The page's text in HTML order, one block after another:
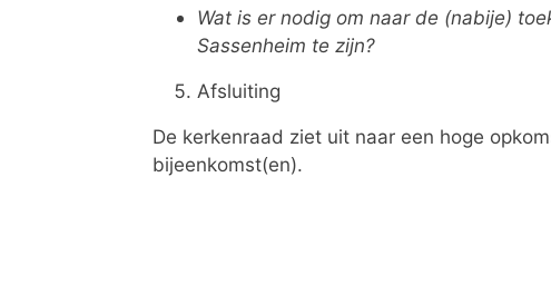
Wat is er nodig om naar de (nabije)
Sassenheim te zijn?
Afsluiting
De kerkenraad ziet uit naar een hoge
bijeenkomst(en).